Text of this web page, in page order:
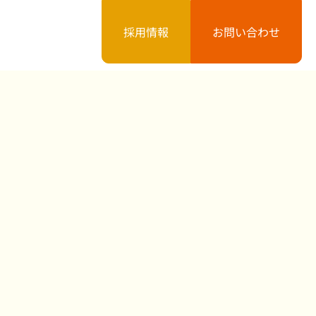
採用情報 お問い合わせ